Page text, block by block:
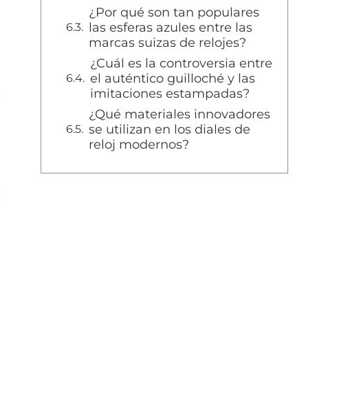
¿Por qué son tan populares
las esferas azules entre las
marcas suizas de relojes?
¿Cuál es la controversia entre
el auténtico guilloché y las
imitaciones estampadas?
¿Qué materiales innovadores
se utilizan en los diales de
reloj modernos?